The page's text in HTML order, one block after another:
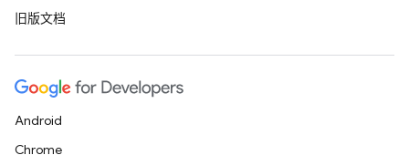
旧版文档
Android
Chrome